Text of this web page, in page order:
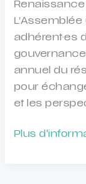
Renaissance
adhérent·es
annuel du
pour
et les
Assemblée
Plus